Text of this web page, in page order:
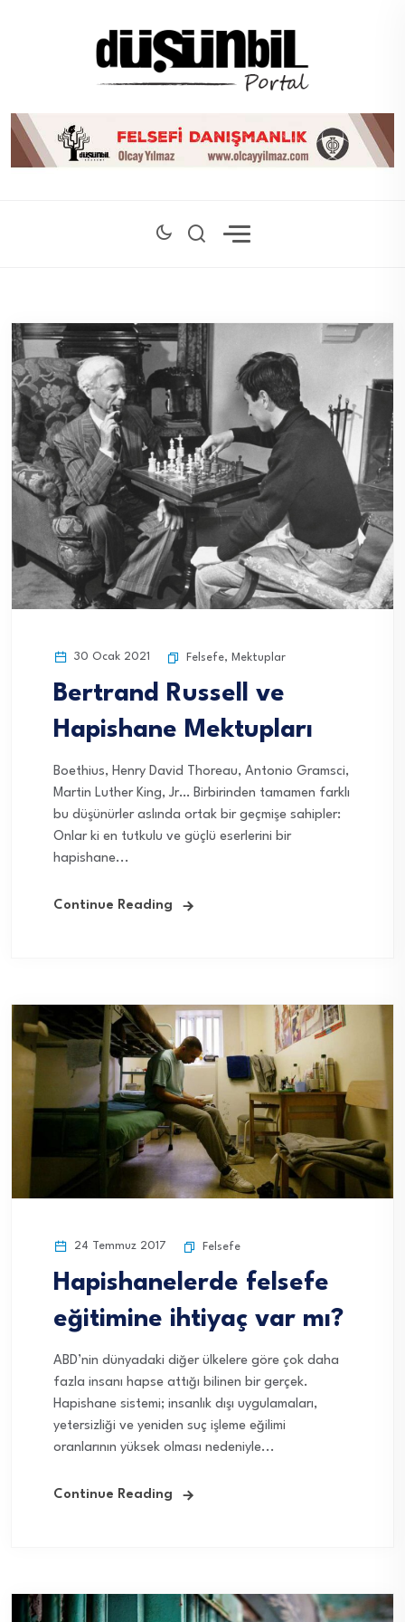
30 Ocak 2021 Felsefe, Mektuplar
Bertrand Russell ve
Hapishane Mektupları
Boethius, Henry David Thoreau, Antonio Gramsci,
Martin Luther King, Jr… Birbirinden tamamen farklı
bu düşünürler aslında ortak bir geçmişe sahipler:
Onlar ki en tutkulu ve güçlü eserlerini bir
hapishane...
Continue Reading
24 Temmuz 2017 Felsefe
Hapishanelerde felsefe
eğitimine ihtiyaç var mı?
ABD’nin dünyadaki diğer ülkelere göre çok daha
fazla insanı hapse attığı bilinen bir gerçek.
Hapishane sistemi; insanlık dışı uygulamaları,
yetersizliği ve yeniden suç işleme eğilimi
oranlarının yüksek olması nedeniyle...
Continue Reading